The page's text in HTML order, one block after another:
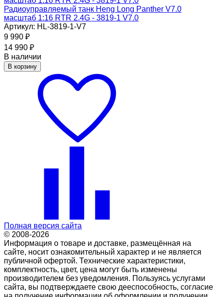
Радиоуправляемый танк Heng Long Panther V7.0
масштаб 1:16 RTR 2.4G - 3819-1 V7.0
Артикул: HL-3819-1-V7
9 990 ₽
14 990 ₽
В наличии
В корзину
Полная версия сайта
© 2008-2026
Информация о товаре и доставке, размещённая на
сайте, носит ознакомительный характер и не является
публичной офертой. Технические характеристики,
комплектность, цвет, цена могут быть изменены
производителем без уведомления. Пользуясь услугами
сайта, вы подтверждаете свою дееспособность, согласие